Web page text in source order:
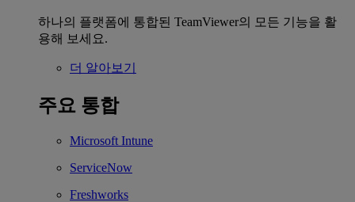
하나의 플랫폼에 통합된 TeamViewer의 모든 기능을 활
용해 보세요.
더 알아보기
주요 통합
Microsoft Intune
ServiceNow
Freshworks